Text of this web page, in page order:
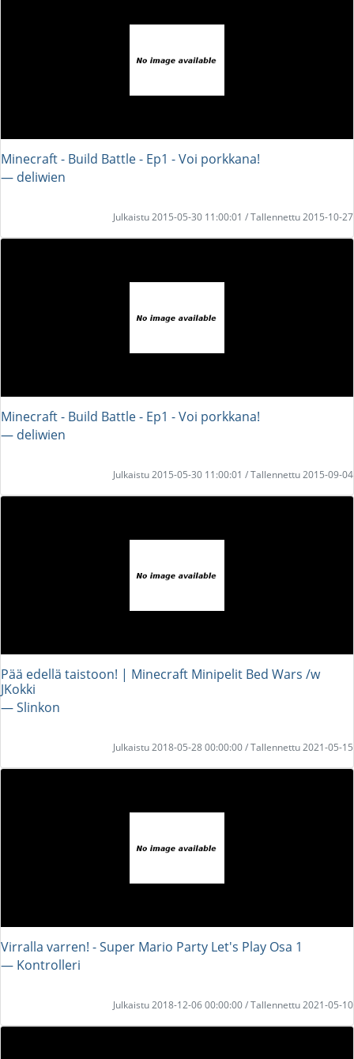
Minecraft - Build Battle - Ep1 - Voi porkkana!
― deliwien
Julkaistu 2015-05-30 11:00:01 / Tallennettu 2015-10-27
Minecraft - Build Battle - Ep1 - Voi porkkana!
― deliwien
Julkaistu 2015-05-30 11:00:01 / Tallennettu 2015-09-04
Pää edellä taistoon! | Minecraft Minipelit Bed Wars /w
JKokki
― Slinkon
Julkaistu 2018-05-28 00:00:00 / Tallennettu 2021-05-15
Virralla varren! - Super Mario Party Let's Play Osa 1
― Kontrolleri
Julkaistu 2018-12-06 00:00:00 / Tallennettu 2021-05-10